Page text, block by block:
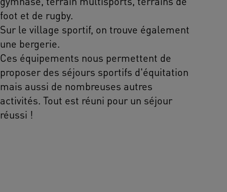
foot et de rugby.
Sur le village sportif, on trouve également
une bergerie.
Ces équipements nous permettent de
proposer des séjours sportifs d'équitation
mais aussi de nombreuses autres
activités. Tout est réuni pour un séjour
réussi !